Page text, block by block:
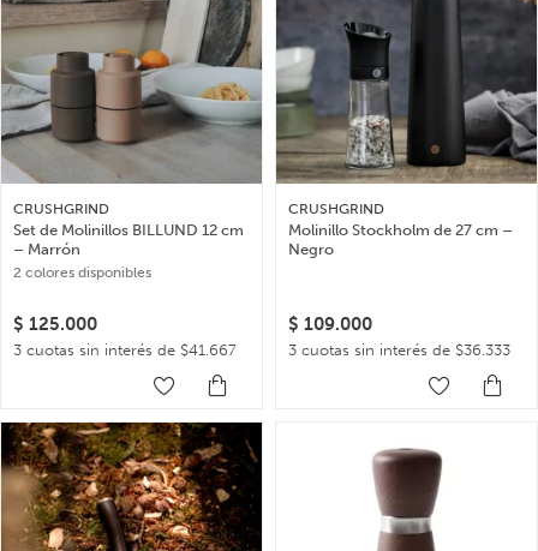
CRUSHGRIND
Set de Molinillos BILLUND 12 cm
– Marrón
2 colores disponibles
$ 125.000
3 cuotas sin interés de $41.667
CRUSHGRIND
Molinillo Stockholm de 27 cm –
Negro
$ 109.000
3 cuotas sin interés de $36.333